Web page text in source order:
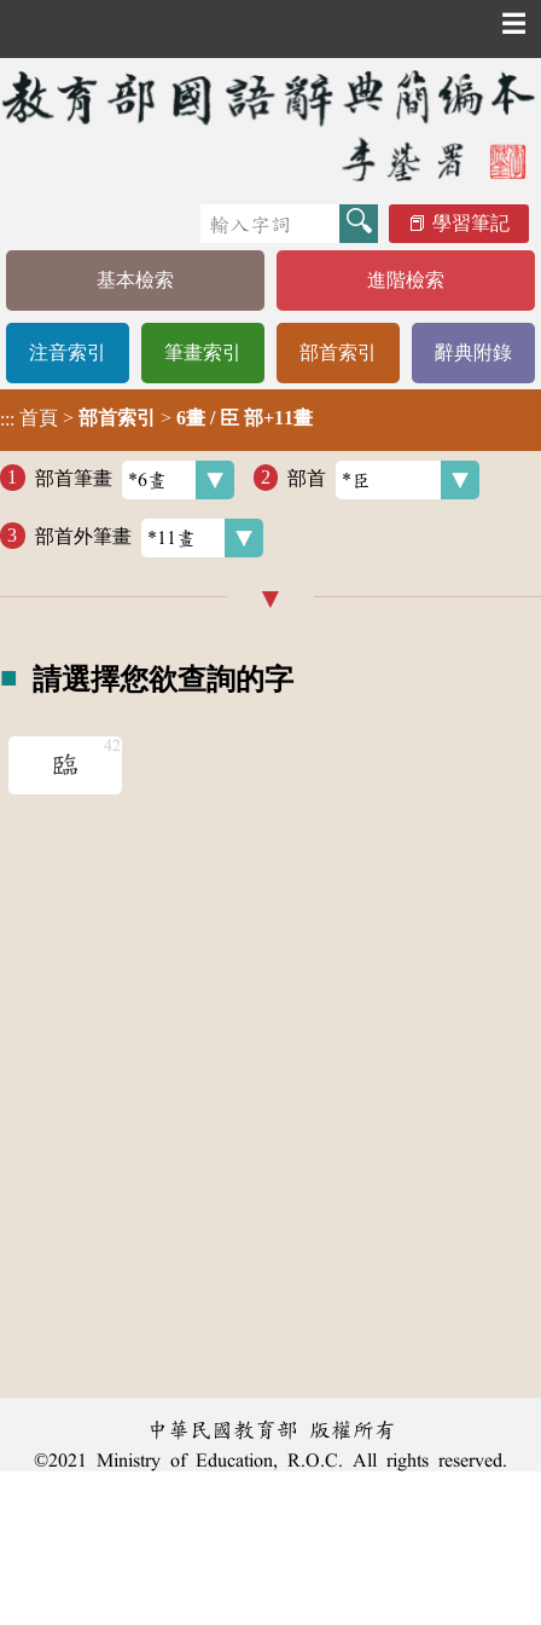
☰
學習筆記
基本檢索 進階檢索
注音索引 筆畫索引 部首索引 辭典附錄
::: 首頁 > 部首索引 > 6畫 / 臣 部+11畫
部首筆畫 部首
部首外筆畫
請選擇您欲查詢的字
臨
中華民國教育部 版權所有
©2021 Ministry of Education, R.O.C. All rights reserved.